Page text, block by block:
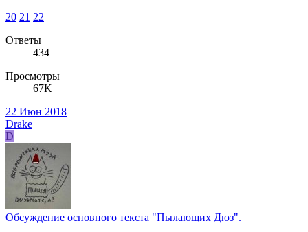
20 21 22
Ответы
434
Просмотры
67K
22 Июн 2018
Drake
D
Обсуждение основного текста "Пылающих Дюз".